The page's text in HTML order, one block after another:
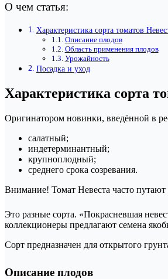
О чем статья:
Характеристика сорта томатов
Описание плодов
Область применения плодов
Урожайность
Посадка и уход
Характеристика сорта
Оригинатором новинки, введённой в
салатный;
индетерминантный;
крупноплодный;
среднего срока созревания.
Внимание! Томат Невеста часто
Это разные сорта. «Покрасневшая
коллекционеры предлагают семена
Сорт предназначен для открытого
Описание плодов